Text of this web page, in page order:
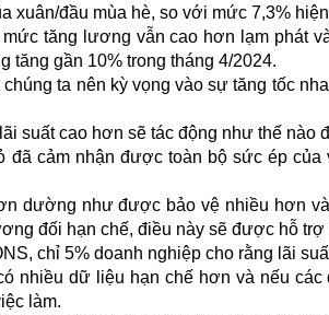
xuân/đầu mùa hè, so với mức 7,3%
tăng lương vẫn cao hơn lạm phát
tăng gần 10% trong tháng 4/2024.
ta nên kỳ vọng vào sự tăng tốc
suất cao hơn sẽ tác động như thế nào
đã cảm nhận được toàn bộ sức ép
dường như được bảo vệ nhiều hơn
đối hạn chế, điều này sẽ được hỗ
chỉ 5% doanh nghiệp cho rằng lãi
nhiều dữ liệu hạn chế hơn và nếu
làm.